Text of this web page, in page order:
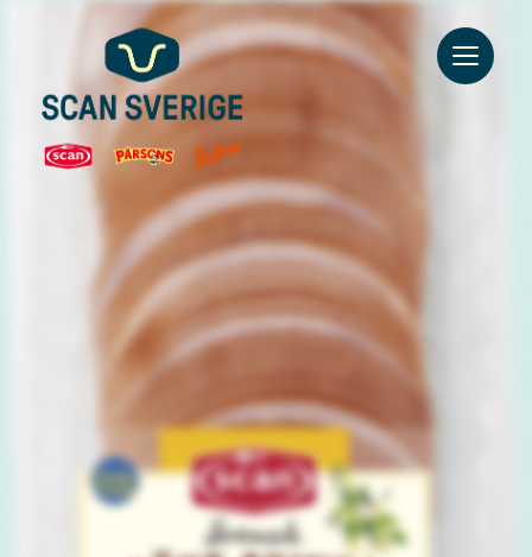
Go to main content